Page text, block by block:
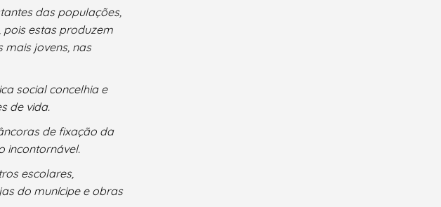
das populações,
pois estas produzem
jovens, nas
social concelhia e
de vida.
de fixação da
incontornável.
escolares,
do munícipe e obras